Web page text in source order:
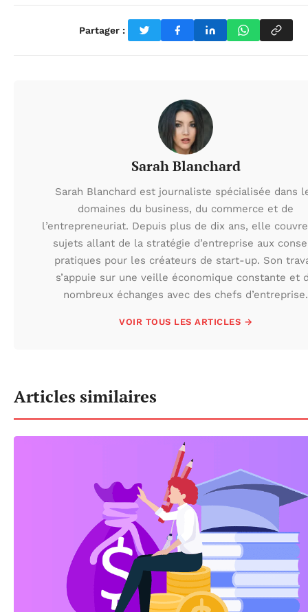
Partager :
Sarah Blanchard
Sarah Blanchard est journaliste spécialisée dans
domaines du business, du commerce et de
l’entrepreneuriat. Depuis plus de dix ans, elle
sujets allant de la stratégie d’entreprise aux
pratiques pour les créateurs de start-up. Son
s’appuie sur une veille économique constante et
nombreux échanges avec des chefs d’entreprise.
VOIR TOUS LES ARTICLES →
Articles similaires